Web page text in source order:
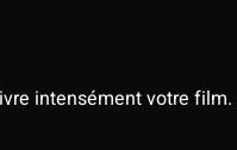
intensément votre film.